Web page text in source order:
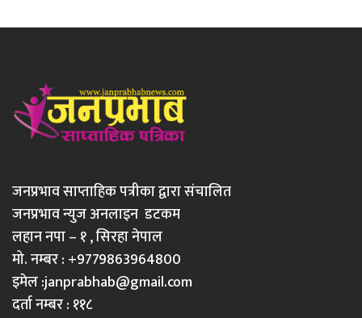
जनप्रभाव साप्ताहिक पत्रीका द्वारा संचालित
जनप्रभाव न्युज अनलाइन डटकम
लहान नपा – १ , सिरहा नेपाल
मो. नम्बर : +9779863964800
इमेल :janprabhab@gmail.com
दर्ता नम्बर : ११८